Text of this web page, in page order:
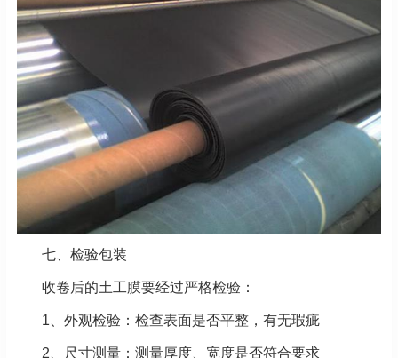
七、检验包装
收卷后的土工膜要经过严格检验：
1、外观检验：检查表面是否平整，有无瑕疵
2、尺寸测量：测量厚度、宽度是否符合要求